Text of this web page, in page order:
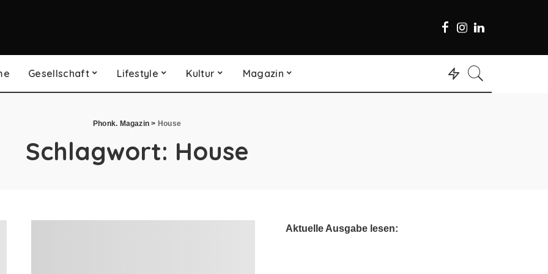
Gesellschaft Lifestyle Kultur Magazin
Phonk. Magazin > House
Schlagwort: House
Aktuelle Ausgabe lesen: